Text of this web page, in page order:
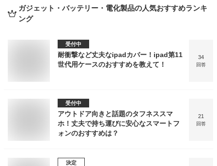
ガジェット・バッテリー・電化製品の人気おすすめランキ
ング
受付中
耐衝撃など丈夫なipadカバー！ipad第11
世代用ケースのおすすめを教えて！
34
回答
受付中
アウトドア向きと話題のタフネススマ
ホ！丈夫で持ち運びに安心なスマートフ
ォンのおすすめは？
21
回答
決定